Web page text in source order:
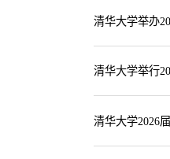
清华大学举办
清华大学举行
清华大学2026